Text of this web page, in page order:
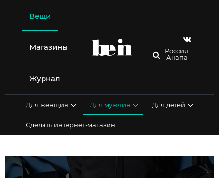
содержимому
Вещи
Магазины
Журнал
Россия,
Анапа
Для женщин Для мужчин Для детей
Сделать интернет-магазин